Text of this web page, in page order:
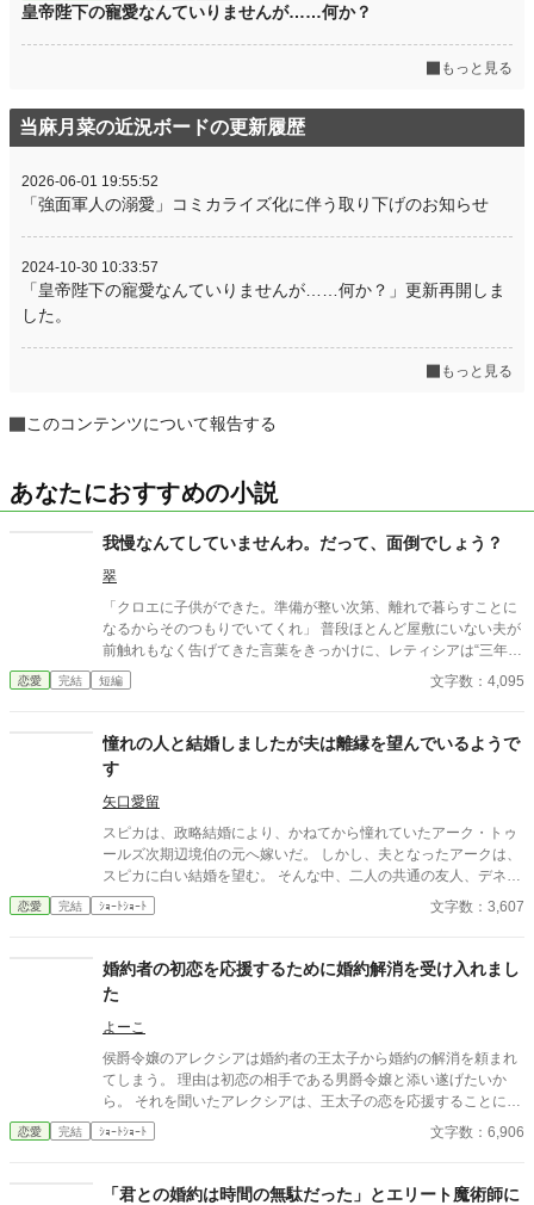
皇帝陛下の寵愛なんていりませんが……何か？
もっと見る
当麻月菜の近況ボードの更新履歴
2026-06-01 19:55:52
「強面軍人の溺愛」コミカライズ化に伴う取り下げのお知らせ
2024-10-30 10:33:57
「皇帝陛下の寵愛なんていりませんが……何か？」更新再開しま
した。
もっと見る
このコンテンツについて報告する
あなたにおすすめの小説
我慢なんてしていませんわ。だって、面倒でしょう？
翠
「クロエに子供ができた。準備が整い次第、離れで暮らすことに
なるからそのつもりでいてくれ」 普段ほとんど屋敷にいない夫が
前触れもなく告げてきた言葉をきっかけに、レティシアは“三年
間”の契約を終わらせることにした。 赤の他人を屋敷に迎えるこ
とはしない。 不要なものに感情を砕く理由などない。 「だって、
切り捨ててしまいましょう。
恋愛 完結 短編 文字数：4,095
憧れの人と結婚しましたが夫は離縁を望んでいるようで
す
矢口愛留
スピカは、政略結婚により、かねてから憧れていたアーク・トゥ
ールズ次期辺境伯の元へ嫁いだ。 しかし、夫となったアークは、
スピカに白い結婚を望む。 そんな中、二人の共通の友人、デネが
訪ねてきたことで、意外な事実が判明する――。 ＊カクヨム（修
正前）にも投稿しています。小説家になろうにも投稿予定です。
恋愛 完結 ｼｮｰﾄｼｮｰﾄ 文字数：3,607
婚約者の初恋を応援するために婚約解消を受け入れまし
た
よーこ
侯爵令嬢のアレクシアは婚約者の王太子から婚約の解消を頼まれ
てしまう。 理由は初恋の相手である男爵令嬢と添い遂げたいか
ら。 それを聞いたアレクシアは、王太子の恋を応援することに。
さて、王太子の初恋は実るのかどうなのか。
恋愛 完結 ｼｮｰﾄｼｮｰﾄ 文字数：6,906
「君との婚約は時間の無駄だった」とエリート魔術師に